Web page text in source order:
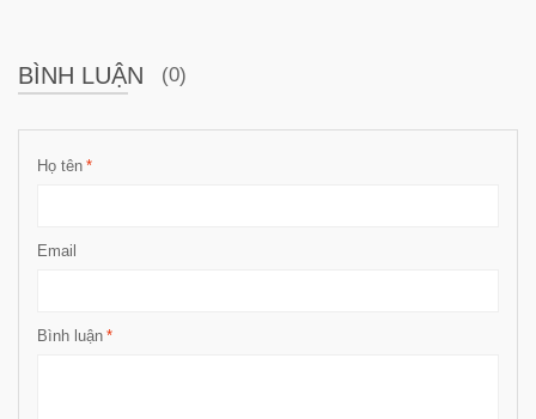
BÌNH LUẬN (0)
*
Họ tên
Email
*
Bình luận